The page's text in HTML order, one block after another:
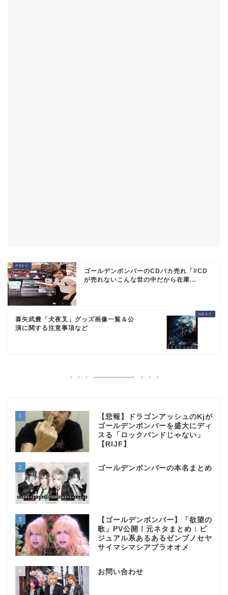
ゴールデンボンバーのCDバカ売れ「#CD
が売れないこんな世の中だから在庫...
喜矢武豊「犬夜叉」グッズ画像一覧＆公
演に関する注意事項など
1
【悲報】ドラゴンアッシュのKjが
ゴールデンボンバーを盛大にディ
スる「ロックバンドじゃない」
【RIJF】
2 ゴールデンボンバーの本名まとめ
3
【ゴールデンボンバー】「欲望の
歌」PV公開！元ネタまとめ：ビ
ジュアル系あるあるゼンブノセヤ
サイマシマシアブラオオメ
4 お問い合わせ